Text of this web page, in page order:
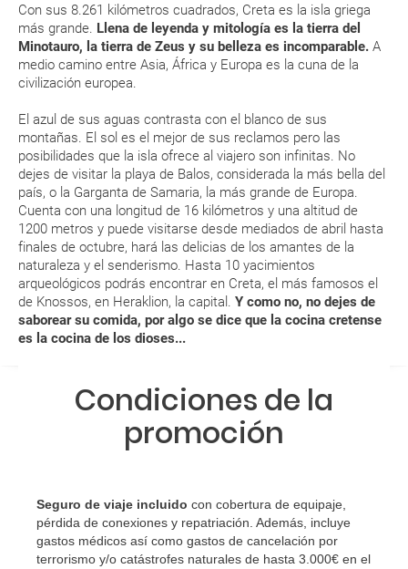
Con sus 8.261 kilómetros cuadrados, Creta es la isla griega
más grande. Llena de leyenda y mitología es la tierra del
Minotauro, la tierra de Zeus y su belleza es incomparable. A
medio camino entre Asia, África y Europa es la cuna de la
civilización europea.
El azul de sus aguas contrasta con el blanco de sus
montañas. El sol es el mejor de sus reclamos pero las
posibilidades que la isla ofrece al viajero son infinitas. No
dejes de visitar la playa de Balos, considerada la más bella del
país, o la Garganta de Samaria, la más grande de Europa.
Cuenta con una longitud de 16 kilómetros y una altitud de
1200 metros y puede visitarse desde mediados de abril hasta
finales de octubre, hará las delicias de los amantes de la
naturaleza y el senderismo. Hasta 10 yacimientos
arqueológicos podrás encontrar en Creta, el más famosos el
de Knossos, en Heraklion, la capital.
Y como no, no dejes de
saborear su comida, por algo se dice que la cocina cretense
es la cocina de los dioses...
Asistencia sanitaria
a que muchas de ellas exigen la presentación de la tarjeta de embarque
(que deberás realizar a través de su web) para que no te carguen un
suplemento extra en el mismo aeropuerto.
En caso de tener que enviarte la documentación de un paquete
vacacional (Caribe, circuitos, tours...) te enviaremos la documentación
imprimir y llevar contigo en el viaje.
Esta documentación te será requerida en el mostrador de la compañía
aérea a la hora de realizar el check-in el día de la salida.
MODIFICACIÓN ó CANCELACIÓN ¿Puedo anular o
modificar una reserva del viaje? ¿Qué gastos puede
generar una anulación o modificación del viaje?
¿Qué caducidad debe tener mi pasaporte para ir
a...?
aeropuerto?
RESERVAR ¿Cómo puedo reservar un viaje de
Al realizar la reserva, uno de los servicios ha
quedado de pendiente de confirmación ¿Cómo
sabré si se confirma el viaje?
Condiciones de la
promoción
Seguro de viaje incluido con cobertura de equipaje,
pérdida de conexiones y repatriación. Además, incluye
gastos médicos así como gastos de cancelación por
terrorismo y/o catástrofes naturales de hasta 3.000€ en el